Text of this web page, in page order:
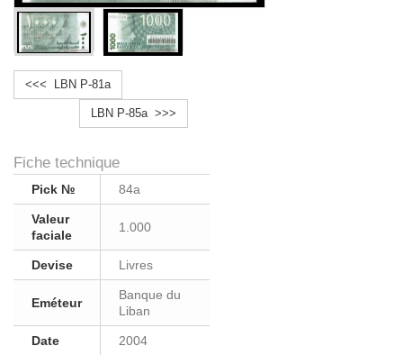
<<< LBN P-81a
LBN P-85a >>>
Fiche technique
Pick № 84a
Valeur
faciale
1.000
Devise Livres
Eméteur
Banque du
Liban
Date 2004